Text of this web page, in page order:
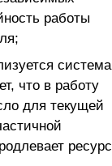
работы
система
что в работу
для текущей
ресурс